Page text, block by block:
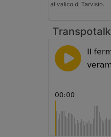
al valico di Tarvisio.
Transpotalk